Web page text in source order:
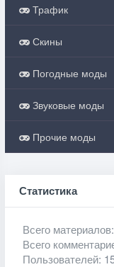
Трафик
Скины
Погодные моды
Звуковые моды
Прочие моды
Статистика
Всего материалов
Всего
Пользователей: